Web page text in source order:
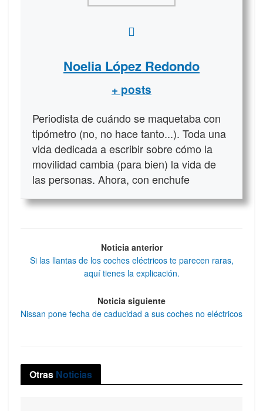
Noelia López Redondo
+ posts
Periodista de cuándo se maquetaba con
tipómetro (no, no hace tanto...). Toda una
vida dedicada a escribir sobre cómo la
movilidad cambia (para bien) la vida de
las personas. Ahora, con enchufe
Noticia anterior
Si las llantas de los coches eléctricos te parecen raras,
aquí tienes la explicación.
Noticia siguiente
Nissan pone fecha de caducidad a sus coches no eléctricos
Otras Noticias